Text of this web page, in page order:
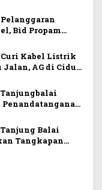
Pelanggaran
Bid Propam
Etika di
Balai
Kabel Listrik
Jalan, AG di Ciduk
Tanjungbalai
2026
Balai
Tangkapan